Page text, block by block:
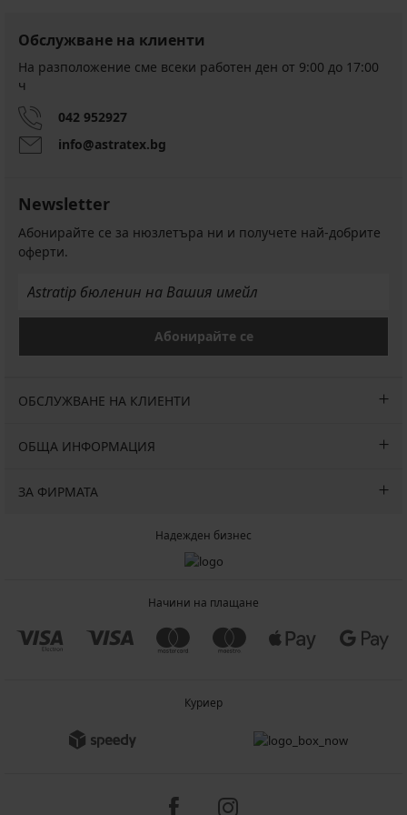
Обслужване на клиенти
На разположение сме всеки работен ден от 9:00 до 17:00
ч
042 952927
info@astratex.bg
Newsletter
Абонирайте се за нюзлетъра ни и получете най-добрите
оферти.
Абонирайте се
ОБСЛУЖВАНЕ НА КЛИЕНТИ
ОБЩА ИНФОРМАЦИЯ
ЗА ФИРМАТА
Надежден бизнес
Начини на плащане
Куриер